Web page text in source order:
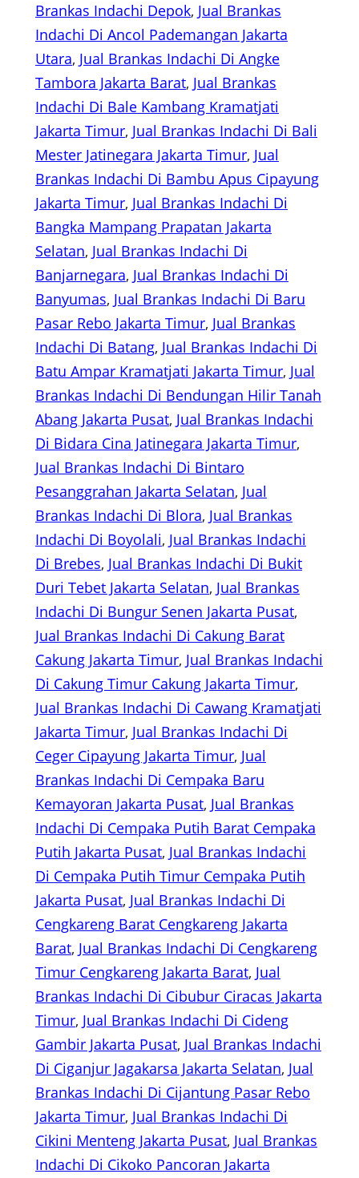
Brankas Indachi Depok, Jual Brankas
Indachi Di Ancol Pademangan Jakarta
Utara, Jual Brankas Indachi Di Angke
Tambora Jakarta Barat, Jual Brankas
Indachi Di Bale Kambang Kramatjati
Jakarta Timur, Jual Brankas Indachi Di Bali
Mester Jatinegara Jakarta Timur, Jual
Brankas Indachi Di Bambu Apus Cipayung
Jakarta Timur, Jual Brankas Indachi Di
Bangka Mampang Prapatan Jakarta
Selatan, Jual Brankas Indachi Di
Banjarnegara, Jual Brankas Indachi Di
Banyumas, Jual Brankas Indachi Di Baru
Pasar Rebo Jakarta Timur, Jual Brankas
Indachi Di Batang, Jual Brankas Indachi Di
Batu Ampar Kramatjati Jakarta Timur, Jual
Brankas Indachi Di Bendungan Hilir Tanah
Abang Jakarta Pusat, Jual Brankas Indachi
Di Bidara Cina Jatinegara Jakarta Timur
Jual Brankas Indachi Di Bintaro
Pesanggrahan Jakarta Selatan, Jual
Brankas Indachi Di Blora, Jual Brankas
Indachi Di Boyolali, Jual Brankas Indachi
Di Brebes, Jual Brankas Indachi Di Bukit
Duri Tebet Jakarta Selatan, Jual Brankas
Indachi Di Bungur Senen Jakarta Pusat
Jual Brankas Indachi Di Cakung Barat
Cakung Jakarta Timur, Jual Brankas Indachi
Di Cakung Timur Cakung Jakarta Timur
Jual Brankas Indachi Di Cawang Kramatjati
Jakarta Timur, Jual Brankas Indachi Di
Ceger Cipayung Jakarta Timur, Jual
Brankas Indachi Di Cempaka Baru
Kemayoran Jakarta Pusat, Jual Brankas
Indachi Di Cempaka Putih Barat Cempaka
Putih Jakarta Pusat, Jual Brankas Indachi
Di Cempaka Putih Timur Cempaka Putih
Jakarta Pusat, Jual Brankas Indachi Di
Cengkareng Barat Cengkareng Jakarta
Barat, Jual Brankas Indachi Di Cengkareng
Timur Cengkareng Jakarta Barat, Jual
Brankas Indachi Di Cibubur Ciracas Jakarta
Timur, Jual Brankas Indachi Di Cideng
Gambir Jakarta Pusat, Jual Brankas Indachi
Di Ciganjur Jagakarsa Jakarta Selatan, Jual
Brankas Indachi Di Cijantung Pasar Rebo
Jakarta Timur, Jual Brankas Indachi Di
Cikini Menteng Jakarta Pusat, Jual Brankas
Indachi Di Cikoko Pancoran Jakarta